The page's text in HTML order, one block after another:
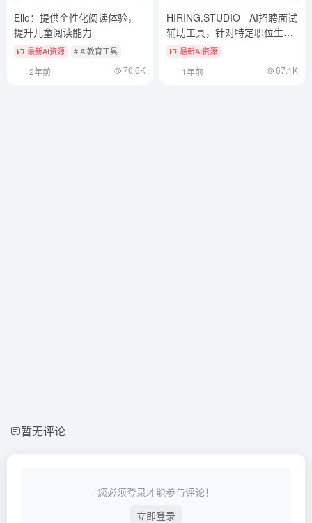
Ello：提供个性化阅读体验，
提升儿童阅读能力
最新AI资源 # AI教育工具
2年前 70.6K
HIRING.STUDIO - AI招聘面试
辅助工具，针对特定职位生成
面试问题
最新AI资源
1年前 67.1K
暂无评论
您必须登录才能参与评论！
立即登录